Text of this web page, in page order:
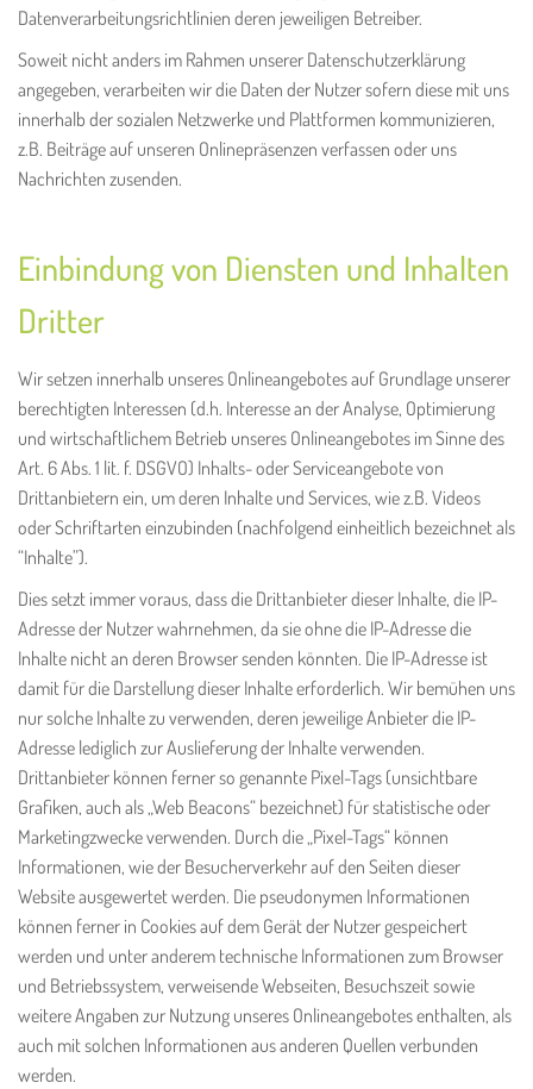
Datenverarbeitungsrichtlinien deren jeweiligen Betreiber.
Soweit nicht anders im Rahmen unserer Datenschutzerklärung
angegeben, verarbeiten wir die Daten der Nutzer sofern diese mit uns
innerhalb der sozialen Netzwerke und Plattformen kommunizieren,
z.B. Beiträge auf unseren Onlinepräsenzen verfassen oder uns
Nachrichten zusenden.
Einbindung von Diensten und Inhalten
Dritter
Wir setzen innerhalb unseres Onlineangebotes auf Grundlage unserer
berechtigten Interessen (d.h. Interesse an der Analyse, Optimierung
und wirtschaftlichem Betrieb unseres Onlineangebotes im Sinne des
Art. 6 Abs. 1 lit. f. DSGVO) Inhalts- oder Serviceangebote von
Drittanbietern ein, um deren Inhalte und Services, wie z.B. Videos
oder Schriftarten einzubinden (nachfolgend einheitlich bezeichnet als
“Inhalte”).
Dies setzt immer voraus, dass die Drittanbieter dieser Inhalte, die IP-
Adresse der Nutzer wahrnehmen, da sie ohne die IP-Adresse die
Inhalte nicht an deren Browser senden könnten. Die IP-Adresse ist
damit für die Darstellung dieser Inhalte erforderlich. Wir bemühen uns
nur solche Inhalte zu verwenden, deren jeweilige Anbieter die IP-
Adresse lediglich zur Auslieferung der Inhalte verwenden.
Drittanbieter können ferner so genannte Pixel-Tags (unsichtbare
Grafiken, auch als „Web Beacons“ bezeichnet) für statistische oder
Marketingzwecke verwenden. Durch die „Pixel-Tags“ können
Informationen, wie der Besucherverkehr auf den Seiten dieser
Website ausgewertet werden. Die pseudonymen Informationen
können ferner in Cookies auf dem Gerät der Nutzer gespeichert
werden und unter anderem technische Informationen zum Browser
und Betriebssystem, verweisende Webseiten, Besuchszeit sowie
weitere Angaben zur Nutzung unseres Onlineangebotes enthalten, als
auch mit solchen Informationen aus anderen Quellen verbunden
werden.